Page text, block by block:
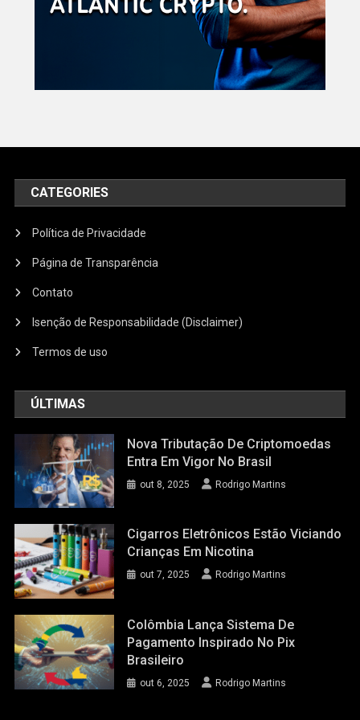
CATEGORIES
Política de Privacidade
Página de Transparência
Contato
Isenção de Responsabilidade (Disclaimer)
Termos de uso
ÚLTIMAS
Nova Tributação De Criptomoedas
Entra Em Vigor No Brasil
out 8, 2025 Rodrigo Martins
Cigarros Eletrônicos Estão Viciando
Crianças Em Nicotina
out 7, 2025 Rodrigo Martins
Colômbia Lança Sistema De
Pagamento Inspirado No Pix
Brasileiro
out 6, 2025 Rodrigo Martins